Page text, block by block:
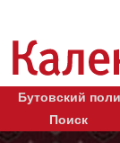
Бутовский
Поиск